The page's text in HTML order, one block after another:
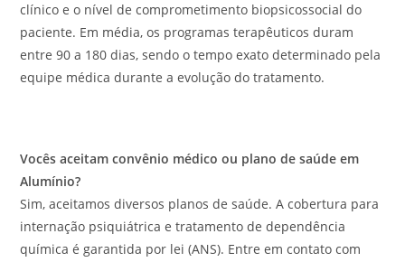
clínico e o nível de comprometimento biopsicossocial do
paciente. Em média, os programas terapêuticos duram
entre 90 a 180 dias, sendo o tempo exato determinado pela
equipe médica durante a evolução do tratamento.
Vocês aceitam convênio médico ou plano de saúde em
Alumínio?
Sim, aceitamos diversos planos de saúde. A cobertura para
internação psiquiátrica e tratamento de dependência
química é garantida por lei (ANS). Entre em contato com